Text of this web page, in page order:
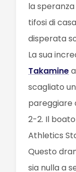
la
tifosi di
disperata
La sua
Takamine
scagliato
pareggiare
2-2. Il
Athletics
Questo
sia nulla a